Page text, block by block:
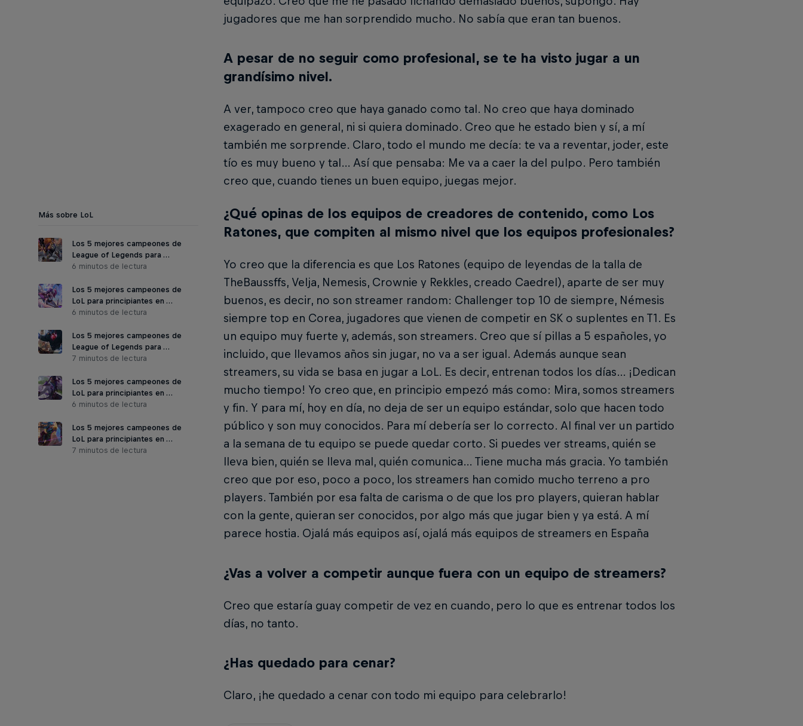
jugadores que me han sorprendido mucho. No sabía que eran tan buenos.
A pesar de no seguir como profesional, se te ha visto jugar a un
grandísimo nivel.
A ver, tampoco creo que haya ganado como tal. No creo que haya dominado
exagerado en general, ni si quiera dominado. Creo que he estado bien y sí, a mí
también me sorprende. Claro, todo el mundo me decía: te va a reventar, joder, este
tío es muy bueno y tal… Así que pensaba: Me va a caer la del pulpo. Pero también
creo que, cuando tienes un buen equipo, juegas mejor.
Más sobre LoL
Los 5 mejores campeones de
League of Legends para …
6 minutos de lectura
Los 5 mejores campeones de
LoL para principiantes en …
6 minutos de lectura
Los 5 mejores campeones de
League of Legends para …
7 minutos de lectura
Los 5 mejores campeones de
LoL para principiantes en …
6 minutos de lectura
Los 5 mejores campeones de
LoL para principiantes en …
7 minutos de lectura
¿Qué opinas de los equipos de creadores de contenido, como Los
Ratones, que compiten al mismo nivel que los equipos profesionales?
Yo creo que la diferencia es que Los Ratones (equipo de leyendas de la talla de
TheBaussffs, Velja, Nemesis, Crownie y Rekkles, creado Caedrel), aparte de ser muy
buenos, es decir, no son streamer random: Challenger top 10 de siempre, Némesis
siempre top en Corea, jugadores que vienen de competir en SK o suplentes en T1. Es
un equipo muy fuerte y, además, son streamers. Creo que sí pillas a 5 españoles, yo
incluido, que llevamos años sin jugar, no va a ser igual. Además aunque sean
streamers, su vida se basa en jugar a LoL. Es decir, entrenan todos los días… ¡Dedican
mucho tiempo! Yo creo que, en principio empezó más como: Mira, somos streamers
y fin. Y para mí, hoy en día, no deja de ser un equipo estándar, solo que hacen todo
público y son muy conocidos. Para mí debería ser lo correcto. Al final ver un partido
a la semana de tu equipo se puede quedar corto. Si puedes ver streams, quién se
lleva bien, quién se lleva mal, quién comunica… Tiene mucha más gracia. Yo también
creo que por eso, poco a poco, los streamers han comido mucho terreno a pro
players. También por esa falta de carisma o de que los pro players, quieran hablar
con la gente, quieran ser conocidos, por algo más que jugar bien y ya está. A mí
parece hostia. Ojalá más equipos así, ojalá más equipos de streamers en España
¿Vas a volver a competir aunque fuera con un equipo de streamers?
Creo que estaría guay competir de vez en cuando, pero lo que es entrenar todos los
días, no tanto.
¿Has quedado para cenar?
Claro, ¡he quedado a cenar con todo mi equipo para celebrarlo!